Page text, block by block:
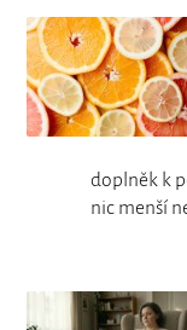
doplněk k
nic menší